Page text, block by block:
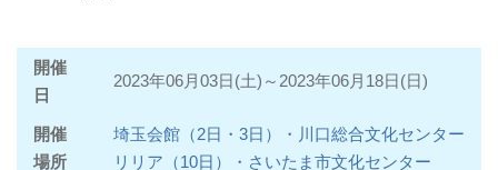
開催
日
2023年06月03日(土)～2023年06月18日(日)
開催
場所
埼玉会館（2日・3日）・川口総合文化センター
リリア（10日）・さいたま市文化センター